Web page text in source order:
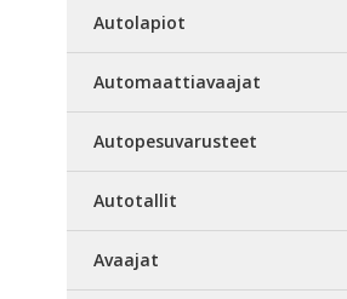
Autolapiot
Automaattiavaajat
Autopesuvarusteet
Autotallit
Avaajat